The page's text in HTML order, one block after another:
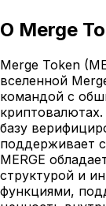
О Merge
Merge Token
вселенной
командой с
базу
поддерживает
MERGE
структурой и
функциями,